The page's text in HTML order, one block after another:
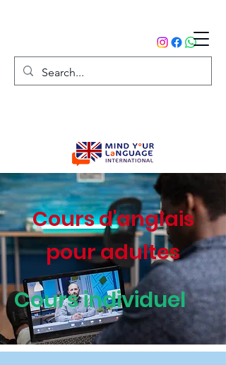
Cours d'anglais
pour adultes
Cours individuel